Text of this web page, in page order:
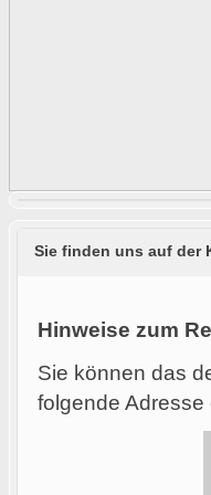
Sie finden uns auf der
Hinweise zum
Sie können das
folgende Adresse